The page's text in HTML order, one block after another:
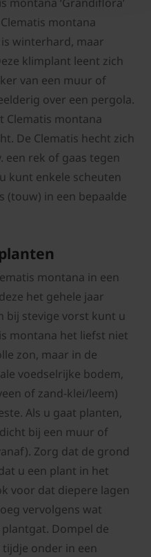
montana
winterhard, maar
klimplant leent zich
van een muur of
over een pergola.
Clematis montana
De Clematis hecht zich
een rek of gaas tegen
kunt enkele scheuten
(touw) in een bepaalde
montana in een
het gehele jaar
bij stevige vorst kunt u
montana het liefst niet
zon, maar in de
voedselrijke bodem,
of zand-klei/leem)
Als u gaat planten,
bij een muur of
Zorg dat de grond
u een plant in het
voor dat diepere lagen
vervolgens wat
Dompel de
onder in een